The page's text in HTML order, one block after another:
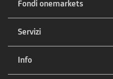
Fondi onemarkets
Servizi
Info